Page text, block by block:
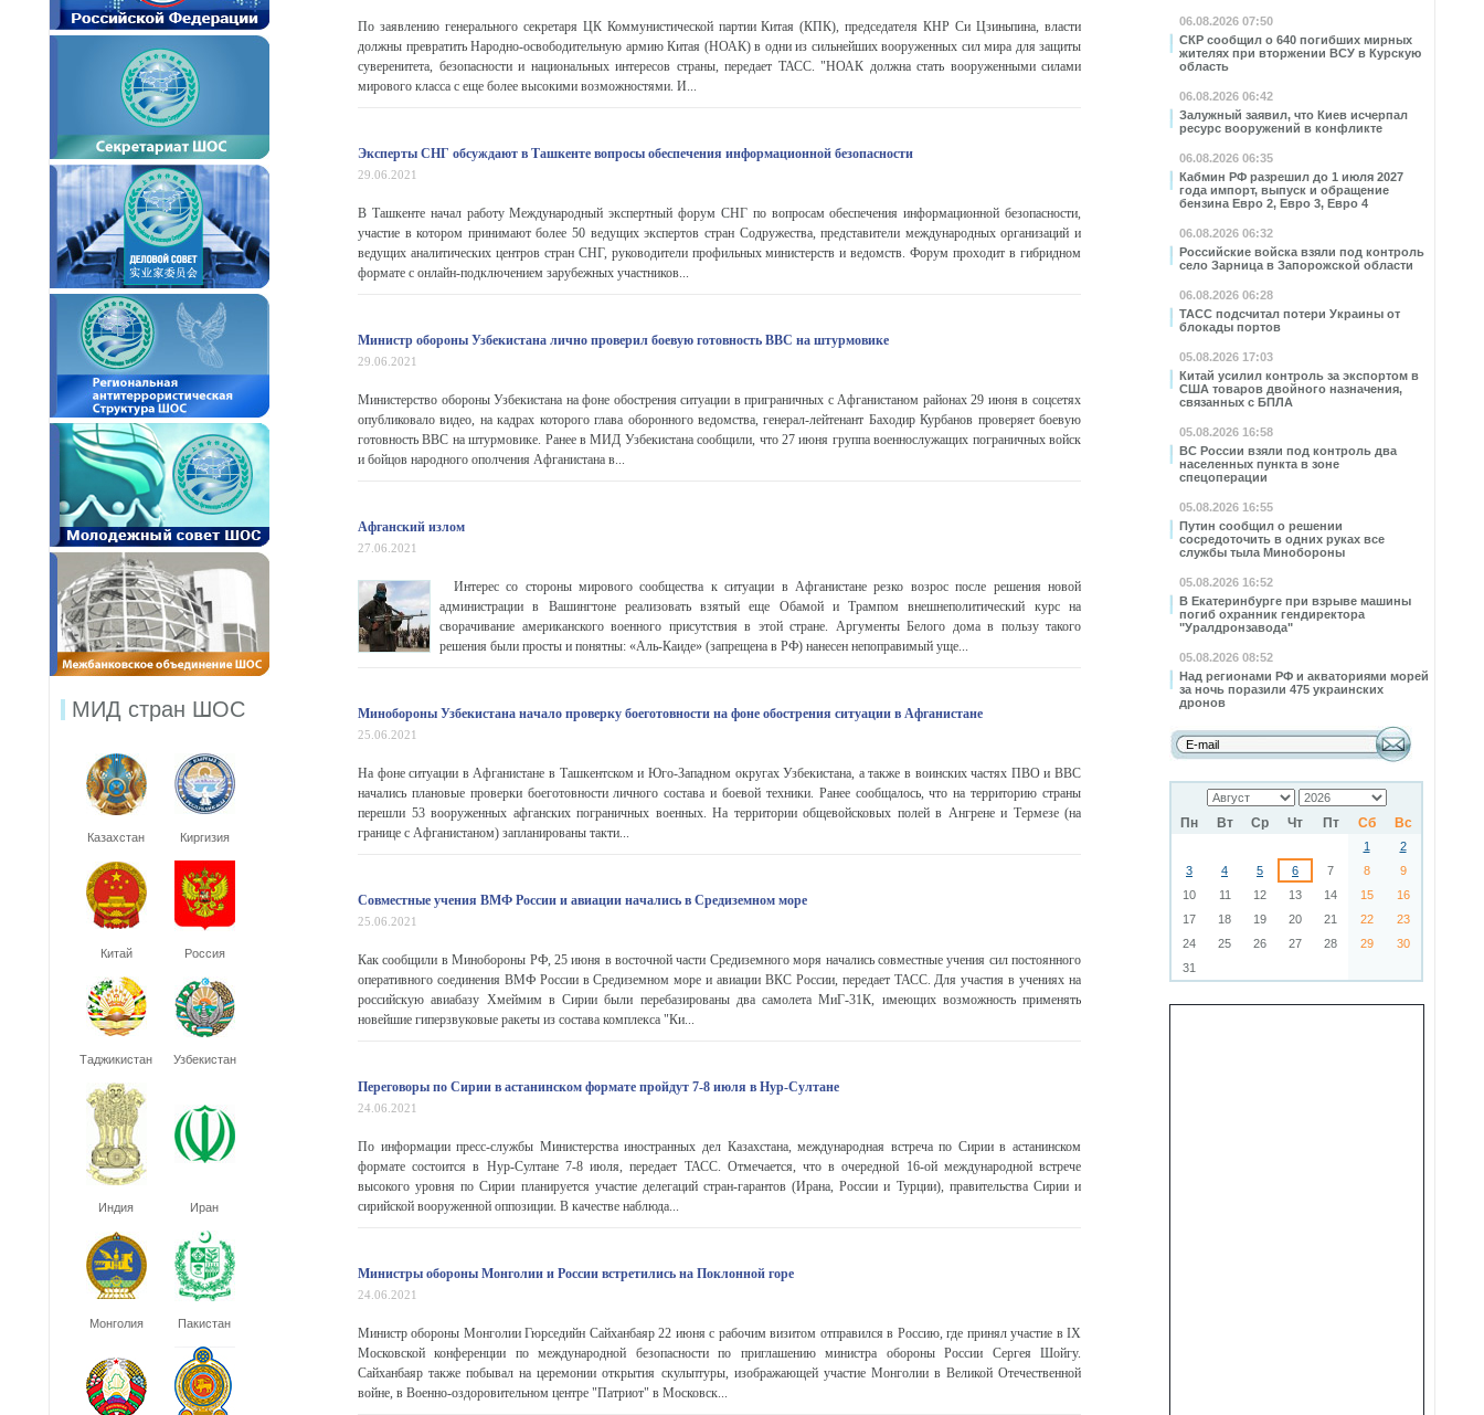
06.08.2026 07:50
СКР сообщил о 640 погибших мирных
жителях при вторжении ВСУ в Курскую
область
06.08.2026 06:42
Залужный заявил, что Киев исчерпал
ресурс вооружений в конфликте
06.08.2026 06:35
Кабмин РФ разрешил до 1 июля 2027
года импорт, выпуск и обращение
бензина Евро 2, Евро 3, Евро 4
06.08.2026 06:32
Российские войска взяли под контроль
село Зарница в Запорожской области
06.08.2026 06:28
ТАСС подсчитал потери Украины от
блокады портов
05.08.2026 17:03
Китай усилил контроль за экспортом в
США товаров двойного назначения,
связанных с БПЛА
05.08.2026 16:58
ВС России взяли под контроль два
населенных пункта в зоне
спецоперации
05.08.2026 16:55
Путин сообщил о решении
сосредоточить в одних руках все
службы тыла Минобороны
05.08.2026 16:52
В Екатеринбурге при взрыве машины
погиб охранник гендиректора
"Уралдронзавода"
05.08.2026 08:52
Над регионами РФ и акваториями морей
за ночь поразили 475 украинских
дронов
Пн Вт Ср Чт Пт Сб Вс
1
2
3
4 5 6 7 8
9
10
11 12 13 14 15
16
17
18 19 20 21 22
23
24
25 26 27 28 29
30
31
МИД стран ШОС
Казахстан Киргизия
Китай Россия
Таджикистан Узбекистан
Индия Иран
Монголия Пакистан
По заявлению генерального секретаря ЦК Коммунистической партии Китая (КПК), председателя КНР Си Цзиньпина, власти
должны превратить Народно-освободительную армию Китая (НОАК) в одни из сильнейших вооруженных сил мира для защиты
суверенитета, безопасности и национальных интересов страны, передает ТАСС. "НОАК должна стать вооруженными силами
мирового класса с еще более высокими возможностями. И...
Эксперты СНГ обсуждают в Ташкенте вопросы обеспечения информационной безопасности
29.06.2021
В Ташкенте начал работу Международный экспертный форум СНГ по вопросам обеспечения информационной безопасности,
участие в котором принимают более 50 ведущих экспертов стран Содружества, представители международных организаций и
ведущих аналитических центров стран СНГ, руководители профильных министерств и ведомств. Форум проходит в гибридном
формате с онлайн-подключением зарубежных участников...
Министр обороны Узбекистана лично проверил боевую готовность ВВС на штурмовике
29.06.2021
Министерство обороны Узбекистана на фоне обострения ситуации в приграничных с Афганистаном районах 29 июня в соцсетях
опубликовало видео, на кадрах которого глава оборонного ведомства, генерал-лейтенант Баходир Курбанов проверяет боевую
готовность ВВС на штурмовике. Ранее в МИД Узбекистана сообщили, что 27 июня группа военнослужащих пограничных войск
и бойцов народного ополчения Афганистана в...
Афганский излом
27.06.2021
Интерес со стороны мирового сообщества к ситуации в Афганистане резко возрос после решения новой
администрации в Вашингтоне реализовать взятый еще Обамой и Трампом внешнеполитический курс на
сворачивание американского военного присутствия в этой стране. Аргументы Белого дома в пользу такого
решения были просты и понятны: «Аль-Каиде» (запрещена в РФ) нанесен непоправимый уще...
Минобороны Узбекистана начало проверку боеготовности на фоне обострения ситуации в Афганистане
25.06.2021
На фоне ситуации в Афганистане в Ташкентском и Юго-Западном округах Узбекистана, а также в воинских частях ПВО и ВВС
начались плановые проверки боеготовности личного состава и боевой техники. Ранее сообщалось, что на территорию страны
перешли 53 вооруженных афганских пограничных военных. На территории общевойсковых полей в Ангрене и Термезе (на
границе с Афганистаном) запланированы такти...
Совместные учения ВМФ России и авиации начались в Средиземном море
25.06.2021
Как сообщили в Минобороны РФ, 25 июня в восточной части Средиземного моря начались совместные учения сил постоянного
оперативного соединения ВМФ России в Средиземном море и авиации ВКС России, передает ТАСС. Для участия в учениях на
российскую авиабазу Хмеймим в Сирии были перебазированы два самолета МиГ-31К, имеющих возможность применять
новейшие гиперзвуковые ракеты из состава комплекса "Ки...
Переговоры по Сирии в астанинском формате пройдут 7-8 июля в Нур-Султане
24.06.2021
По информации пресс-службы Министерства иностранных дел Казахстана, международная встреча по Сирии в астанинском
формате состоится в Нур-Султане 7-8 июля, передает ТАСС. Отмечается, что в очередной 16-ой международной встрече
высокого уровня по Сирии планируется участие делегаций стран-гарантов (Ирана, России и Турции), правительства Сирии и
сирийской вооруженной оппозиции. В качестве наблюда...
Министры обороны Монголии и России встретились на Поклонной горе
24.06.2021
Министр обороны Монголии Гюрседийн Сайханбаяр 22 июня с рабочим визитом отправился в Россию, где принял участие в IX
Московской конференции по международной безопасности по приглашению министра обороны России Сергея Шойгу.
Сайханбаяр также побывал на церемонии открытия скульптуры, изображающей участие Монголии в Великой Отечественной
войне, в Военно-оздоровительном центре "Патриот" в Московск...